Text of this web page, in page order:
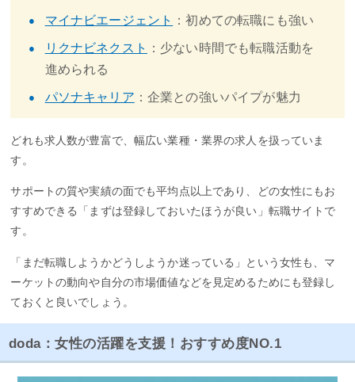
マイナビエージェント ：初めての転職にも強い
リクナビネクスト
：少ない時間でも転職活動を
進められる
パソナキャリア ：企業との強いパイプが魅力
どれも求人数が豊富で、幅広い業種・業界の求人を扱っていま
す。
サポートの質や実績の面でも平均点以上であり、どの女性にもお
すすめできる「まずは登録しておいたほうが良い」転職サイトで
す。
「まだ転職しようかどうしようか迷っている」という女性も、マ
ーケットの動向や自分の市場価値などを見定めるためにも登録し
ておくと良いでしょう。
doda：女性の活躍を支援！おすすめ度NO.1